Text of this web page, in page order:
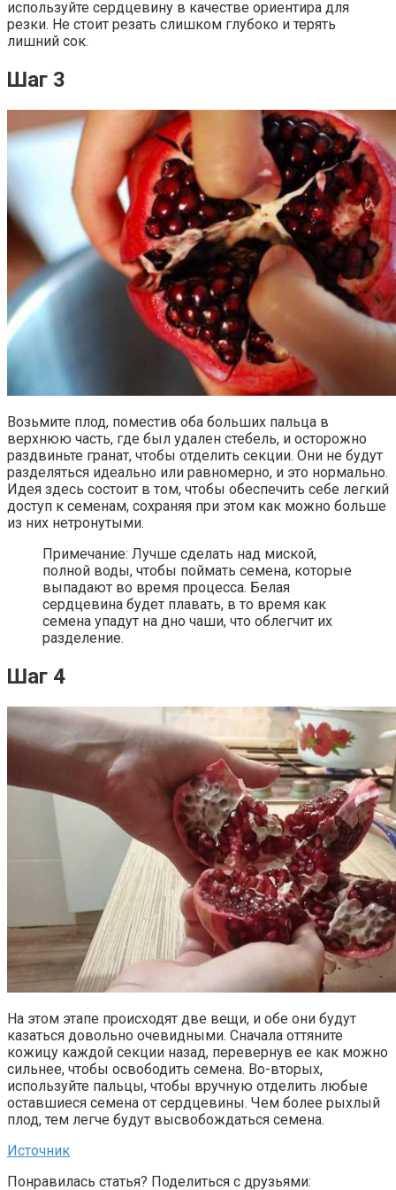
используйте сердцевину в качестве ориентира для
резки. Не стоит резать слишком глубоко и терять
лишний сок.
Шаг 3
Возьмите плод, поместив оба больших пальца в
верхнюю часть, где был удален стебель, и осторожно
раздвиньте гранат, чтобы отделить секции. Они не будут
разделяться идеально или равномерно, и это нормально.
Идея здесь состоит в том, чтобы обеспечить себе легкий
доступ к семенам, сохраняя при этом как можно больше
из них нетронутыми.
Примечание: Лучше сделать над миской,
полной воды, чтобы поймать семена, которые
выпадают во время процесса. Белая
сердцевина будет плавать, в то время как
семена упадут на дно чаши, что облегчит их
разделение.
Шаг 4
На этом этапе происходят две вещи, и обе они будут
казаться довольно очевидными. Сначала оттяните
кожицу каждой секции назад, перевернув ее как можно
сильнее, чтобы освободить семена. Во-вторых,
используйте пальцы, чтобы вручную отделить любые
оставшиеся семена от сердцевины. Чем более рыхлый
плод, тем легче будут высвобождаться семена.
Источник
Понравилась статья? Поделиться с друзьями: